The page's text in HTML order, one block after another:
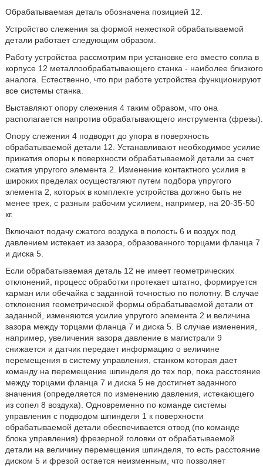
Обрабатываемая деталь обозначена позицией 12.
Устройство слежения за формой нежесткой обрабатываемой
детали работает следующим образом.
Работу устройства рассмотрим при установке его вместо сопла в
корпусе 12 металлообрабатывающего станка - наиболее близкого
аналога. Естественно, что при работе устройства функционируют
все системы станка.
Выставляют опору слежения 4 таким образом, что она
располагается напротив обрабатывающего инструмента (фрезы).
Опору слежения 4 подводят до упора в поверхность
обрабатываемой детали 12. Устанавливают необходимое усилие
прижатия опоры к поверхности обрабатываемой детали за счет
сжатия упругого элемента 2. Изменение контактного усилия в
широких пределах осуществляют путем подбора упругого
элемента 2, которых в комплекте устройства должно быть не
менее трех, с разным рабочим усилием, например, на 20-35-50
кг.
Включают подачу сжатого воздуха в полость 6 и воздух под
давлением истекает из зазора, образованного торцами фланца 7
и диска 5.
Если обрабатываемая деталь 12 не имеет геометрических
отклонений, процесс обработки протекает штатно, формируется
карман или обечайка с заданной точностью по полотну. В случае
отклонения геометрической формы обрабатываемой детали от
заданной, изменяются усилие упругого элемента 2 и величина
зазора между торцами фланца 7 и диска 5. В случае изменения,
например, увеличения зазора давление в магистрали 9
снижается и датчик передает информацию о величине
перемещения в систему управления, станком которая дает
команду на перемещение шпинделя до тех пор, пока расстояние
между торцами фланца 7 и диска 5 не достигнет заданного
значения (определяется по изменению давления, истекающего
из сопел 8 воздуха). Одновременно по команде системы
управления с подводом шпинделя 1 к поверхности
обрабатываемой детали обеспечивается отвод (по команде
блока управления) фрезерной головки от обрабатываемой
детали на величину перемещения шпинделя, то есть расстояние
диском 5 и фрезой остается неизменным, что позволяет